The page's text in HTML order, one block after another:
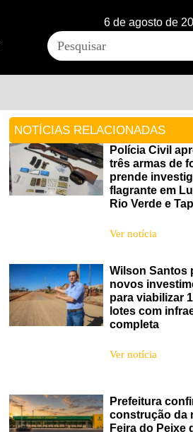
6 de agosto de
NOTÍCIAS RELACIONADAS
Polícia Civil
três armas de
prende
flagrante em
Rio Verde e
Ver notícia
Wilson Santos
novos
para viabilizar
lotes com
completa
Ver notícia
Prefeitura
construção da
Feira do Peixe